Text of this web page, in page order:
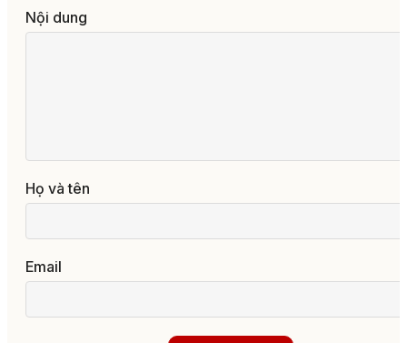
Nội dung
Họ và tên
Email